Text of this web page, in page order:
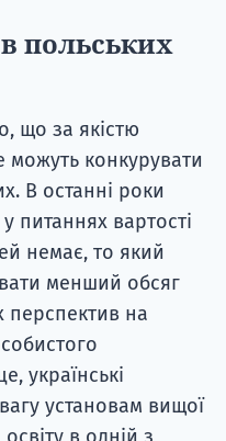
польських
що за якістю
можуть конкурувати
В останні роки
питаннях вартості
немає, то який
менший обсяг
перспектив на
українські
установам вищої